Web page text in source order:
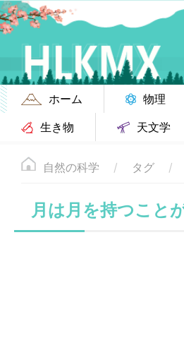
ホーム 物理
生き物
天文学
自然の科学 タグ
月は月を持つこと